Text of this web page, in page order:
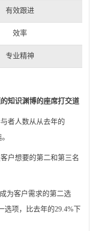
有效跟进
效率
专业精神
知识渊博的座席打交道
者人数从从去年的
想要的第二和第三名
为客户需求的第二选
选项，比去年的29.4%下